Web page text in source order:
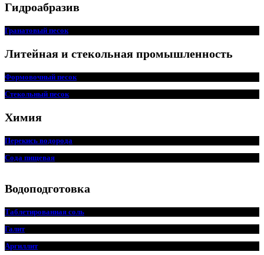
Гидроабразив
Гранатовый песок
Литейная и стекольная промышленность
Формовочный песок
Стекольный песок
Химия
Перекись водорода
Сода пищевая
Водоподготовка
Таблетированная соль
Галит
Аргиллит